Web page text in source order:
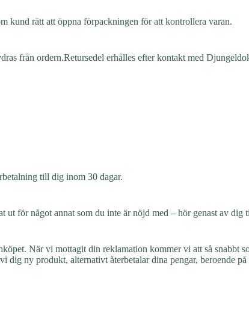
kund rätt att öppna förpackningen för att kontrollera varan.
från ordern.Retursedel erhålles efter kontakt med
till dig inom 30 dagar.
för något annat som du inte är nöjd med – hör genast av dig
När vi mottagit din reklamation kommer vi att så snabbt
ny produkt, alternativt återbetalar dina pengar, beroende